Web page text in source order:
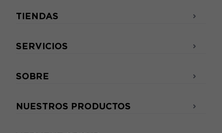
TIENDAS
SERVICIOS
SOBRE
NUESTROS PRODUCTOS